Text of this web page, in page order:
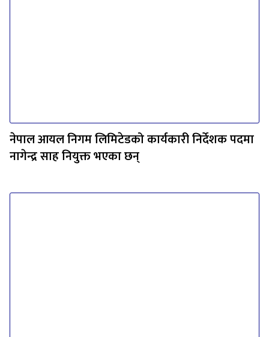
नेपाल आयल निगम लिमिटेडको कार्यकारी निर्देशक पदमा
नागेन्द्र साह नियुक्त भएका छन्